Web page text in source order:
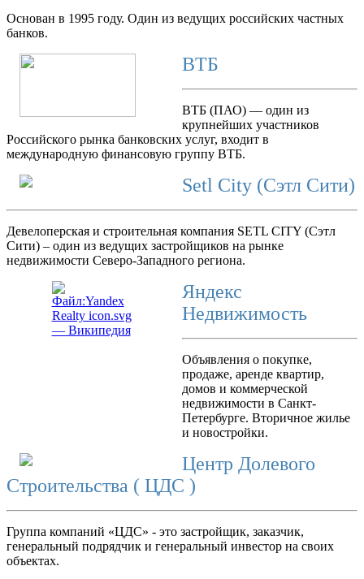
Основан в 1995 году. Один из ведущих российских частных
банков.
ВТБ
ВТБ (ПАО) — один из
крупнейших участников
Российского рынка банковских услуг, входит в
международную финансовую группу ВТБ.
Setl City (Сэтл Сити)
Девелоперская и строительная компания SETL CITY (Сэтл
Сити) – один из ведущих застройщиков на рынке
недвижимости Северо-Западного региона.
Яндекс
Недвижимость
Объявления о покупке,
продаже, аренде квартир,
домов и коммерческой
недвижимости в Санкт-
Петербурге. Вторичное жилье
и новостройки.
Центр Долевого
Строительства ( ЦДС )
Группа компаний «ЦДС» - это застройщик, заказчик,
генеральный подрядчик и генеральный инвестор на своих
объектах.